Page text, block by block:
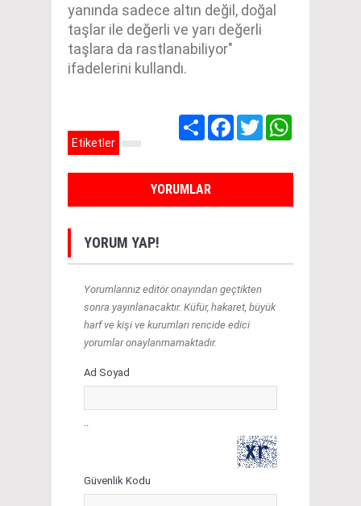
yanında sadece altın değil, doğal
taşlar ile değerli ve yarı değerli
taşlara da rastlanabiliyor"
ifadelerini kullandı.
Share Facebook
Twitter
Etiketler
YORUMLAR
YORUM YAP!
Yorumlarınız editör onayından geçtikten
sonra yayınlanacaktır. Küfür, hakaret, büyük
harf ve kişi ve kurumları rencide edici
yorumlar onaylanmamaktadır.
Ad Soyad
Güvenlik Kodu